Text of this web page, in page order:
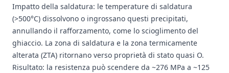
Impatto della saldatura: le temperature di saldatura
(>500°C) dissolvono o ingrossano questi precipitati,
annullando il rafforzamento, come lo scioglimento del
ghiaccio. La zona di saldatura e la zona termicamente
alterata (ZTA) ritornano verso proprietà di stato quasi O.
Risultato: la resistenza può scendere da ~276 MPa a ~125